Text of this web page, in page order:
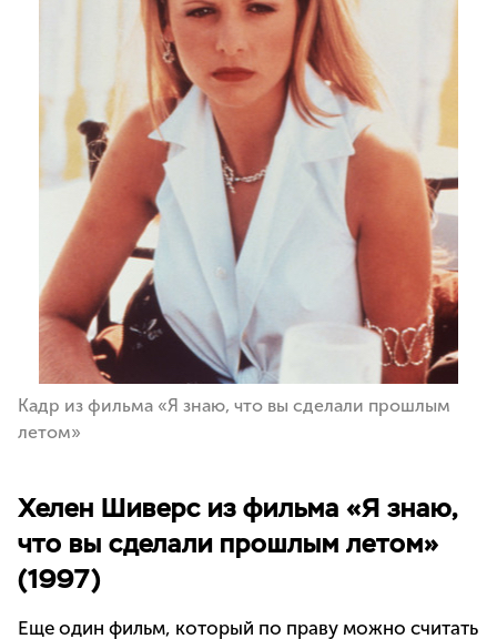
Кадр из фильма «Я знаю, что вы сделали прошлым
летом»
Хелен Шиверс из фильма «Я знаю,
что вы сделали прошлым летом»
(1997)
Еще один фильм, который по праву можно считать